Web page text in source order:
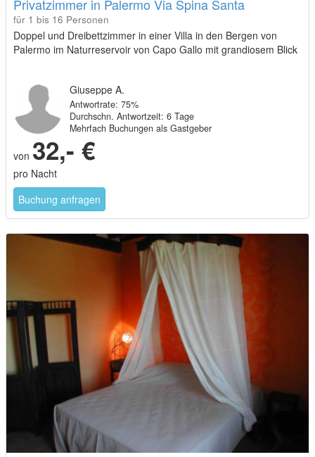
Privatzimmer in Palermo Via Spina Santa
für 1 bis 16 Personen
Doppel und Dreibettzimmer in einer Villa in den Bergen von
Palermo im Naturreservoir von Capo Gallo mit grandiosem Blick
Giuseppe A.
Antwortrate: 75%
Durchschn. Antwortzeit: 6 Tage
Mehrfach Buchungen als Gastgeber
von 32,- €
pro Nacht
Buchung anfragen